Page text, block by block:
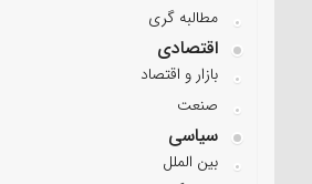
مطالبه گری
اقتصادی
بازار و اقتصاد
صنعت
سیاسی
بین الملل